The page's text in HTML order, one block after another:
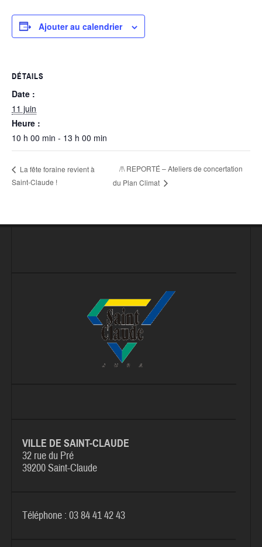
Ajouter au calendrier
DÉTAILS
Date :
11 juin
Heure :
10 h 00 min - 13 h 00 min
La fête foraine revient à
Saint-Claude !
/!\ REPORTÉ – Ateliers de concertation
du Plan Climat
VILLE DE SAINT-CLAUDE
32 rue du Pré
39200 Saint-Claude
Téléphone : 03 84 41 42 43